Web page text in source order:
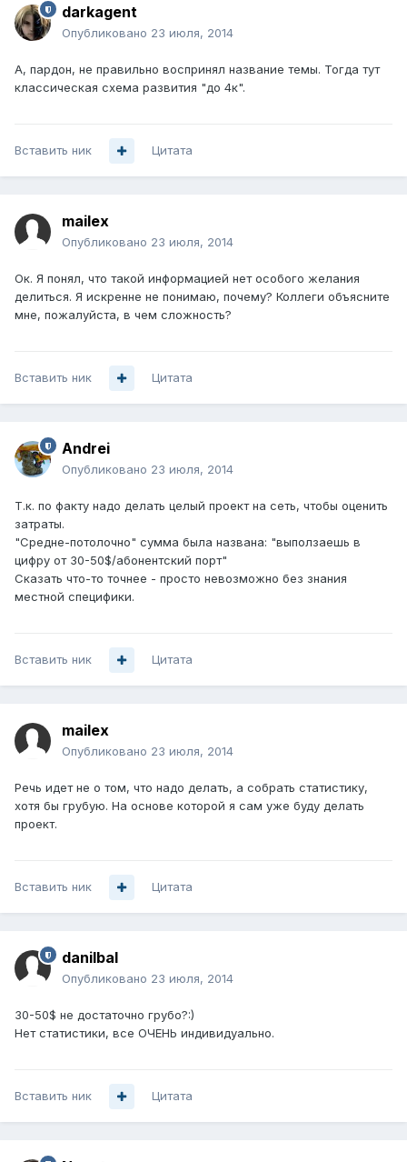
darkagent
Опубликовано 23 июля, 2014
А, пардон, не правильно воспринял название темы. Тогда тут
классическая схема развития "до 4к".
Вставить ник Цитата
mailex
Опубликовано 23 июля, 2014
Ок. Я понял, что такой информацией нет особого желания
делиться. Я искренне не понимаю, почему? Коллеги объясните
мне, пожалуйста, в чем сложность?
Вставить ник Цитата
Andrei
Опубликовано 23 июля, 2014
Т.к. по факту надо делать целый проект на сеть, чтобы оценить
затраты.
"Средне-потолочно" сумма была названа: "выползаешь в
цифру от 30-50$/абонентский порт"
Сказать что-то точнее - просто невозможно без знания
местной специфики.
Вставить ник Цитата
mailex
Опубликовано 23 июля, 2014
Речь идет не о том, что надо делать, а собрать статистику,
хотя бы грубую. На основе которой я сам уже буду делать
проект.
Вставить ник Цитата
danilbal
Опубликовано 23 июля, 2014
30-50$ не достаточно грубо?:)
Нет статистики, все ОЧЕНЬ индивидуально.
Вставить ник Цитата